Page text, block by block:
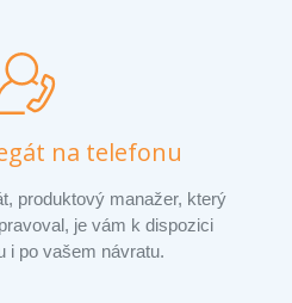
na telefonu
produktový manažer, který
je vám k dispozici
i po vašem návratu.